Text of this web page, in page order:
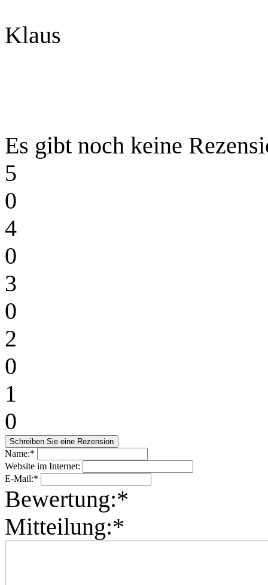
Klaus
Es gibt noch keine
5
0
4
0
3
0
2
0
1
0
Name:*
Website im Internet:
E-Mail:*
Bewertung:*
Mitteilung:*